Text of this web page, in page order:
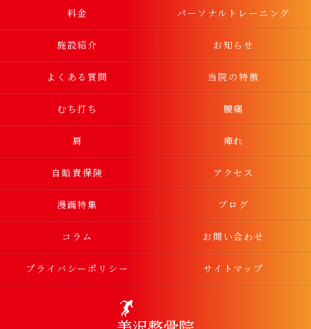
料金 パーソナルトレーニング
施設紹介 お知らせ
よくある質問 当院の特徴
むち打ち 腰痛
肩 痺れ
自賠責保険 アクセス
漫画特集 ブログ
コラム お問い合わせ
プライバシーポリシー サイトマップ